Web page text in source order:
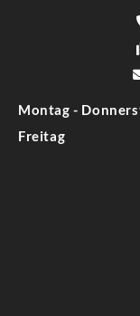
Montag -
Freitag